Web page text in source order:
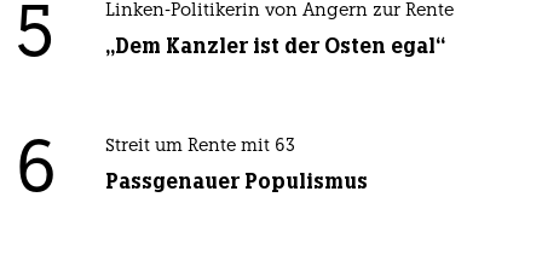
5 Linken-Politikerin von Angern zur Rente
„Dem Kanzler ist der Osten egal“
6 Streit um Rente mit 63
Passgenauer Populismus